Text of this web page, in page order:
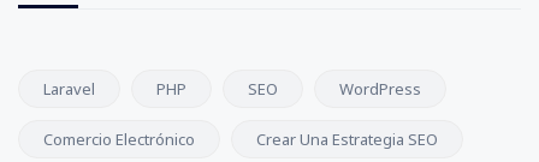
Laravel PHP SEO WordPress
Comercio Electrónico Crear Una Estrategia SEO